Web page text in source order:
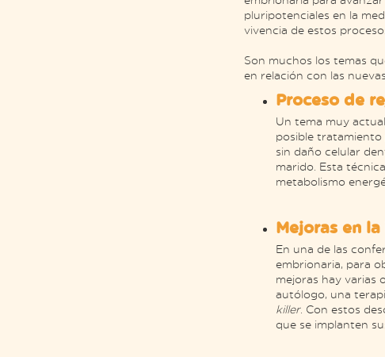
pluripotenciales en la
vivencia de estos
Son muchos los temas
en relación con las
Proceso de
Un tema muy
posible tratamiento
sin daño celular
marido. Esta
metabolismo
Mejoras en
En una de las
embrionaria, para
mejoras hay varias
autólogo, una
killer. Con estos
que se implanten